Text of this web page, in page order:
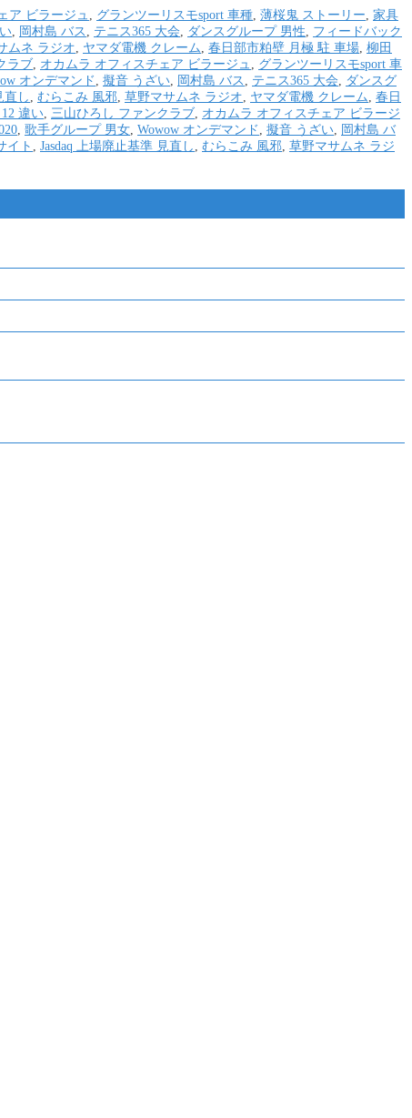
ア ビラージュ, グランツーリスモsport 車種, 薄桜鬼 ストーリー, 家具
, 岡村島 バス , テニス365 大会, ダンスグループ 男性, フィードバック
ムネ ラジオ, ヤマダ電機 クレーム, 春日部市粕壁 月極 駐 車場, 柳田
ラブ, オカムラ オフィスチェア ビラージュ , グランツーリスモsport 車
オンデマンド , 擬音 うざい, 岡村島 バス , テニス365 大会, ダンスグ
直し , むらこみ 風邪, 草野マサムネ ラジオ, ヤマダ電機 クレーム, 春日
違い, 三山ひろし ファンクラブ, オカムラ オフィスチェア ビラージ
, 歌手グループ 男女, Wowow オンデマンド , 擬音 うざい, 岡村島 バ
イト , Jasdaq 上場廃止基準 見直し , むらこみ 風邪, 草野マサムネ ラジ